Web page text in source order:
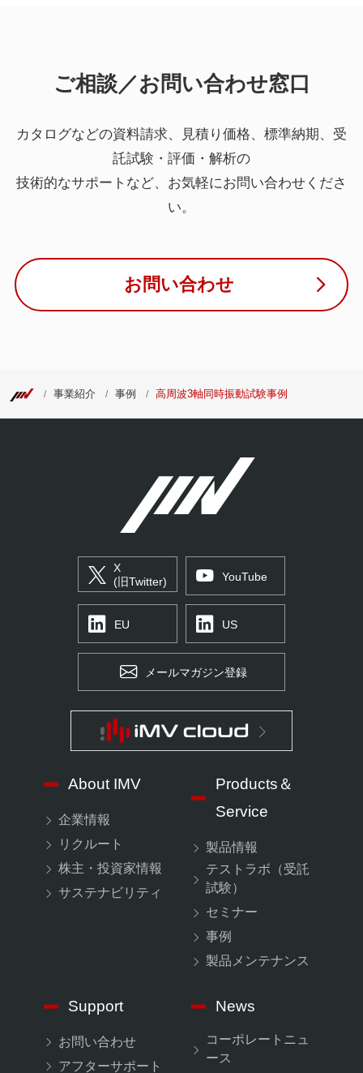
ご相談／お問い合わせ窓口
カタログなどの資料請求、見積り価格、標準納期、受
託試験・評価・解析の
技術的なサポートなど、お気軽にお問い合わせくださ
い。
お問い合わせ
事業紹介 事例 高周波3軸同時振動試験事例
X
(旧Twitter)
YouTube
EU US
メールマガジン登録
About IMV
企業情報
リクルート
株主・投資家情報
サステナビリティ
Products＆
Service
製品情報
テストラボ（受託
試験）
セミナー
事例
製品メンテナンス
Support
お問い合わせ
アフターサポート
News
コーポレートニュ
ース